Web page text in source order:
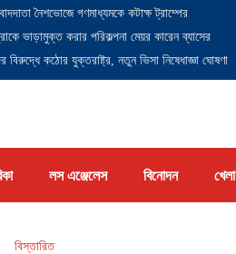
নৈশভোজে গণমাধ্যমকে কটাক্ষ ট্রাম্পের
ভাড়ামুক্ত করার পরিকল্পনা মেয়র কারেন ব্যাসের
বিরুদ্ধে কঠোর যুক্তরাষ্ট্র, নতুন ভিসা নিষেধাজ্ঞা ঘোষণা
লস এঞ্জেলেস বিনোদন খেলা
বিস্তারিত